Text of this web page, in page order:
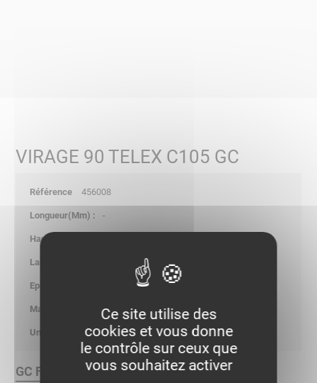
VIRAGE 90 TELEX C105 GC
456008
-
kg/p
GC Finition :
Ce site utilise des
cookies et vous donne
le contrôle sur ceux que
vous souhaitez activer